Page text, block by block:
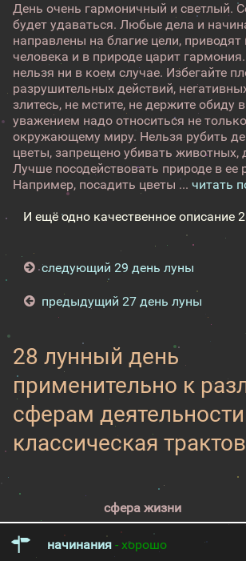
День очень гармоничный и светлый.
будет удаваться. Любые дела и
направлены на благие цели, приводят
человека и в природе царит
нельзя ни в коем случае. Избегайте
разрушительных действий,
злитесь, не мстите, не держите обиду
уважением надо относиться не
окружающему миру. Нельзя рубить
цветы, запрещено убивать животных,
Лучше посодействовать природе в ее
Например, посадить цветы ... читать
И ещё одно качественное описание
следующий 29 день луны
предыдущий 27 день луны
28 лунный день
применительно к
сферам
классическая
сфера жизни
начинания - хорошо